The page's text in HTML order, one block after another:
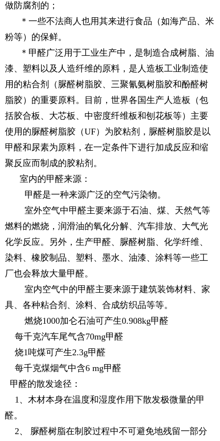
做防腐剂的；
＊一些不法商人也用其来进行食品（如海产品、米
粉等）的保鲜。
＊甲醛广泛用于工业生产中，是制造合成树脂、油
漆、塑料以及人造纤维的原料，是人造板工业制造使
用的粘合剂（脲醛树脂胶、三聚氰氨树脂胶和酚醛树
脂胶）的重要原料。目前，世界各国生产人造板（包
括胶合板、大芯板、中密度纤维板和刨花板等）主要
使用的脲醛树脂胶（UF）为胶粘剂，脲醛树脂胶是以
甲醛和尿素为原料，在一定条件下进行加成反应和缩
聚反应而制成的胶粘剂。
室内的甲醛来源：
甲醛是一种来源广泛的空气污染物。
室外空气中甲醛主要来源于石油、煤、天然气等
燃料的燃烧，润滑油的氧化分解、汽车排放、大气光
化学反应。另外，生产甲醛、脲醛树脂、化学纤维、
染料、橡胶制品、塑料、墨水、油漆、涂料等一些工
厂也会释放大量甲醛。
室内空气中的甲醛主要来源于建筑装饰材料、家
具、各种粘合剂、涂料、合成纺织品等等。
燃烧1000加仑石油可产生0.908kg甲醛
每千克汽车尾气含70mg甲醛
烧1吨煤可产生2.3g甲醛
每千克煤烟气中含6 mg甲醛
甲醛的散发途径：
1、木材本身在温度和湿度作用下散发极微量的甲
醛。
2、 脲醛树脂在制胶过程中不可避免地残留一部分